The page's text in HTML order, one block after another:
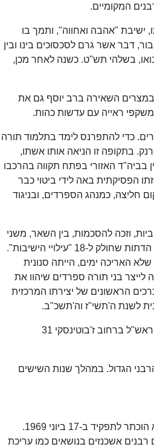
המקומיים.
ישיבת "אהבה ואחווה", ותמך בו
דבר אשר גרם לסכסוכים בינו ובין
בשלהי תש"ט. כשנה לאחר מכן,
במצרים השאירה ברב יוסף גם את
ראייה עם עדשות כהות.
כדי להתפרנס לימד בתלמוד תורה
בתקופה זו הניאה אותו אשתו,
האזורי בפתח תקווה בהרכבו
ראובן כץ והרב ישעיהו משורר (1951–1952, 1957–1958). תעוזתו הפסיקתית באה לידי ביטוי כבר
יבום במקום חליצה, כמנהג הספרדים, ובניגוד
וזכה להסכמות, בין השאר, משני
הרבנים הראשיים, הרב עוזיאל והרב הרצוג, וכן מהרב עטייה. בשנה זו זכה בפרס משרד הדתות שחולק ל-18 "עילויי הישיבות".
האריכה ימים, הייתה סנונית
בני תורה ספרדים שיהוו את
הראשונים של יצירתו המרכזית
לשנת ה'תשי"ז וה'תשכ"ב.
בין השנים תשכ"ד-תשכ"ח (1964–1968) שימש כראש ישיבת המתיבתא הגדולה בית הראש"ל ברחוב ז'בוטינסקי 31
וב-1965 היה לחבר בית הדין הרבני הגדול. במהלך שנות השישים
בשנת ה'תשכ"ט (1968) נבחר לכהן כרב ראשי בתל אביב-יפו, לצד הרב שלמה גורן. הוא הוכתר לתפקיד ב-17 ביוני 1969.
אשכנזים בנושאים כמו עריכת